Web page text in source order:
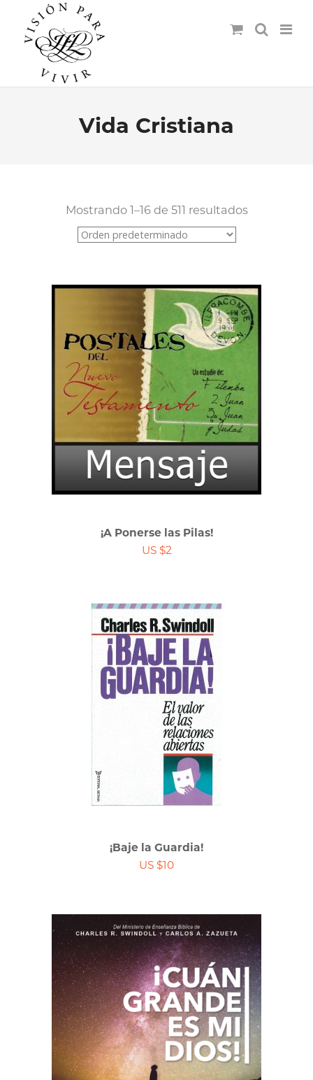
Vida Cristiana
Mostrando 1–16 de 511 resultados
¡A Ponerse las Pilas!
US $2
¡Baje la Guardia!
US $10